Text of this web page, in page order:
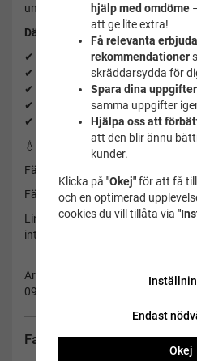
Fakta
under simlektioner.
Därför gillar föräldrar den:
✔ Passar barn 2–6 år
✔ Enkel knappjustering bak
✔ Brett synfält med böjda linser
✔ Mjuk och bekväm
✔ Lekfull design som barn
💧 Ett utmärkt val för små
Färg ramen: Ljusblå
Färg linsen: Klar
Linsen är imskyddsbehandlad,
inte ta på insidan av linsen.
Artikelnummer:
09-014
hjälp med omdöme
att ge lite extra!
Få relevanta
rekommendationer
skräddarsydda för
Spara dina uppgifter
samma uppgifter
Hjälpa oss att
att den blir ännu
kunder.
Klicka på "Okej"för att få
och en optimerad
cookies du vill tillåta via
Endast
Okej